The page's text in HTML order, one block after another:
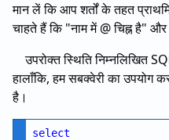
मान लें कि आप शर्तों के तहत
चाहते हैं कि "नाम में @ चिह्न है"
उपरोक्त स्थिति निम्नलिखित
हालाँकि, हम सबक्वेरी का उपयोग
है।
select